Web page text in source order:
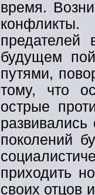
время.
предателей
будущем
путями,
тому, что
острые
поколений
приходить
своих отцов